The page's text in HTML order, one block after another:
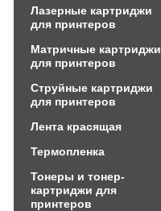
Лазерные картриджи
для принтеров
Матричные картриджи
для принтеров
Струйные картриджи
для принтеров
Лента красящая
Термопленка
Тонеры и тонер-
картриджи для
принтеров